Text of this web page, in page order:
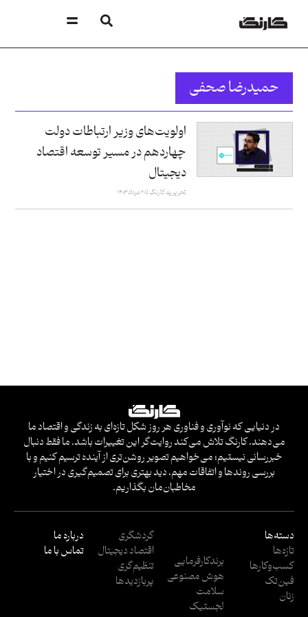
حمیدرضا صحفی
اولویت‌های وزیر ارتباطات دولت
چهاردهم در مسیر توسعه اقتصاد
دیجیتال
تحریریه کارنگ ۲۸ مرداد ۱۴۰۳
در دنیایی که نوآوری و فناوری هر روز شکل تازه‌ای به زندگی و اقتصاد ما
می‌دهند، کارنگ تلاش می‌کند روایت‌گر این تغییرات باشد. ما فقط دنبال
خبررسانی نیستیم؛ می‌خواهیم تصویر روشن‌تری از آینده ترسیم کنیم و با
بررسی روندها و اتفاقات مهم، دید بهتری برای تصمیم‌گیری در اختیار
مخاطبان‌مان بگذاریم.
دسته‌ها
تازه‌ها
کسب‌وکار‌ها
فین‌تک
زنان
برندکارفرمایی
هوش مصنوعی
سلامت
لجستیک
گردشگری
اقتصاد دیجیتال
تنظیم‌گری
پربازدید‌ها
درباره ما
تماس با ما